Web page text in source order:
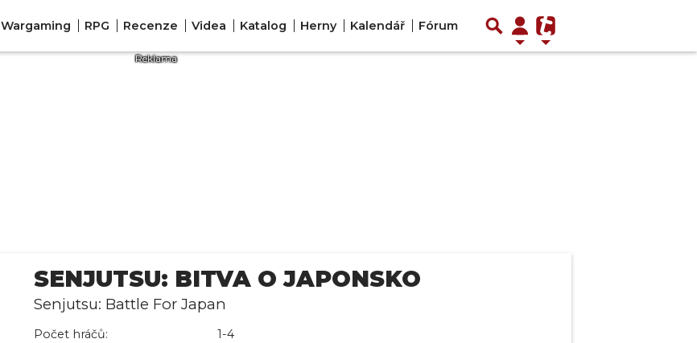
Wargaming RPG Recenze Videa Katalog Herny Kalendář Fórum
SENJUTSU: BITVA O JAPONSKO
Senjutsu: Battle For Japan
Počet hráčů:
1-4